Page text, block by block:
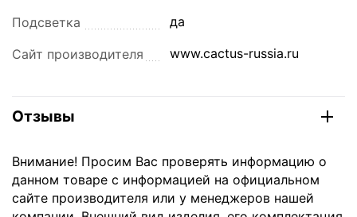
Подсветка да
Сайт производителя www.cactus-russia.ru
Отзывы
Внимание! Просим Вас проверять информацию о
данном товаре с информацией на официальном
сайте производителя или у менеджеров нашей